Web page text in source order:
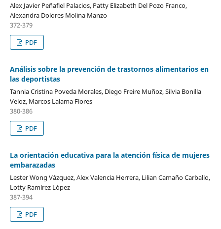
Alex Javier Peñafiel Palacios, Patty Elizabeth Del Pozo Franco,
Alexandra Dolores Molina Manzo
372-379
PDF
Análisis sobre la prevención de trastornos alimentarios en
las deportistas
Tannia Cristina Poveda Morales, Diego Freire Muñoz, Silvia Bonilla
Veloz, Marcos Lalama Flores
380-386
PDF
La orientación educativa para la atención física de mujeres
embarazadas
Lester Wong Vázquez, Alex Valencia Herrera, Lilian Camaño Carballo,
Lotty Ramírez López
387-394
PDF